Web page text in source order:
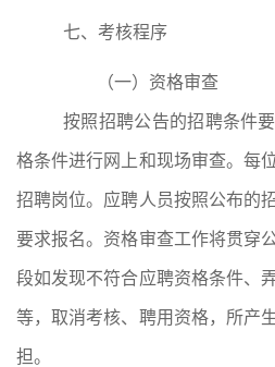
七、考核程序
（一）资格审查
按照招聘公告的招聘条件
格条件进行网上和现场审查。每
招聘岗位。应聘人员按照公布的
要求报名。资格审查工作将贯穿
段如发现不符合应聘资格条件、
等，取消考核、聘用资格，所产
担。